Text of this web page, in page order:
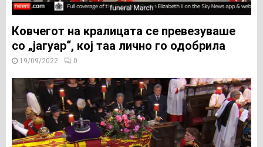
Ковчегот на кралицата се превезуваше
со „јагуар“, кој таа лично го одобрила
19/09/2022 0